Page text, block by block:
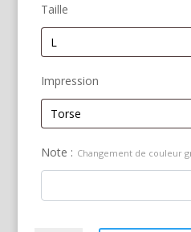
Taille
Impression
Note : Changement de couleur